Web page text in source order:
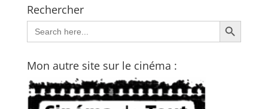
Rechercher
Search
for:
Search Button
Mon autre site sur le cinéma :